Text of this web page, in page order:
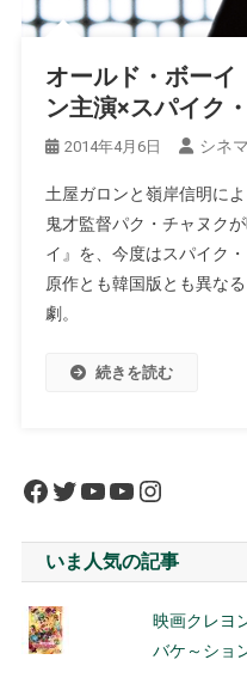
オールド・ボーイ
ン主演×スパイク
2014年4月6日 シネ
土屋ガロンと嶺岸信明に
鬼才監督パク・チャヌク
イ』を、今度はスパイク
原作とも韓国版とも異な
劇。
続きを読む
Facebook
Twitter
YouTube
YouTube
いま人気の記事
映画クレヨ
バケ～ショ